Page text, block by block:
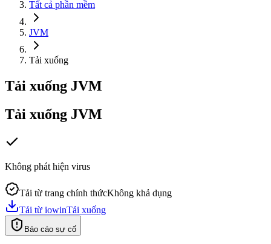
Tất cả phần mềm
JVM
Tải xuống
Tải xuống JVM
Tải xuống JVM
Không phát hiện virus
Tải từ trang chính thứcKhông khả dụng
Tải từ iowinTải xuống
Báo cáo sự cố